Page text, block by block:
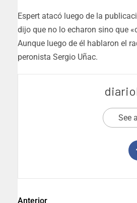
Espert atacó luego de la
dijo que no lo echaron sino que
Aunque luego de él hablaron el
peronista Sergio Uñac.
See
Anterior